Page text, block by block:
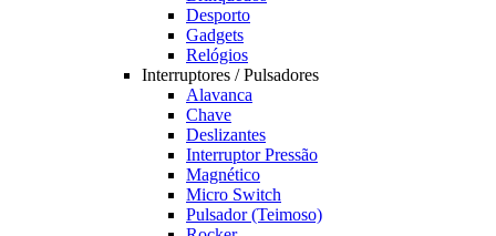
Desporto
Gadgets
Relógios
Interruptores / Pulsadores
Alavanca
Chave
Deslizantes
Interruptor Pressão
Magnético
Micro Switch
Pulsador (Teimoso)